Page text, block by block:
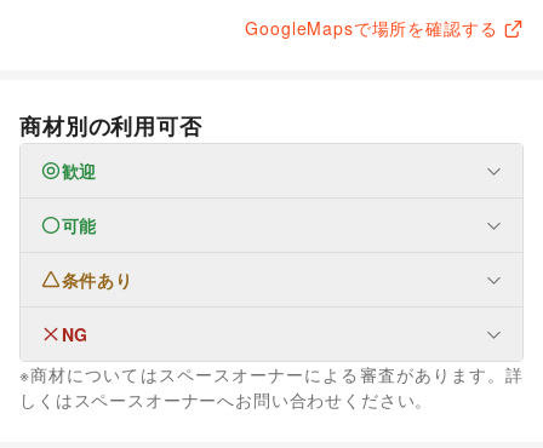
GoogleMapsで場所を確認する
商材別の利用可否
歓迎
なし可能
ファッション
ユニセックス
/ジュエリー・アクセサリー/メガネ・アイウェア/ 腕時計/
靴/バッグ・革小物/ファッション雑貨/ 和服・着物
条件あり
なしNG
なし
※商材についてはスペースオーナーによる審査があります。詳
しくはスペースオーナーへお問い合わせください。